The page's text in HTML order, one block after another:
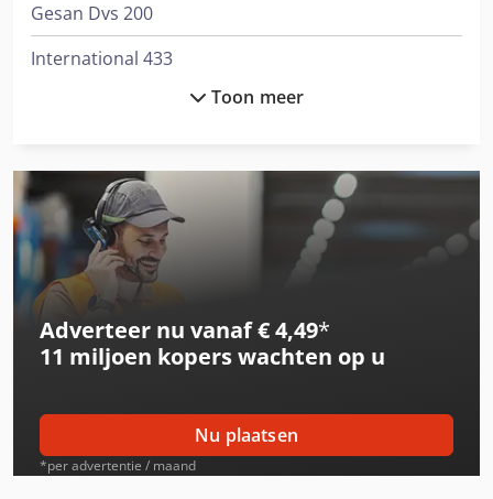
Gesan Dvs 200
International 433
International 553
International 644
International 654
Job-Mann 200-35
Knegt Cabine
Knegt Kmvhd 140 Verstek
Knegt Wb 120
Toon meer
Adverteer nu vanaf € 4,49*
11 miljoen koperswachten op u
Nu plaatsen
*per advertentie / maand